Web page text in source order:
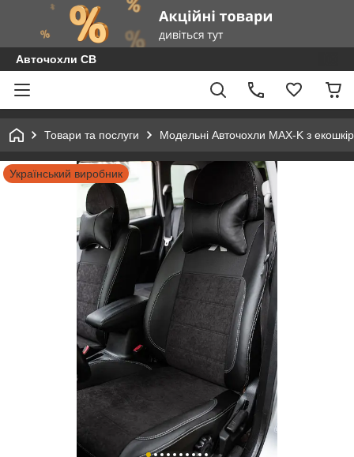
Авточохли СВ
Товари та послуги Модельні Авточохли MAX-K з
Український виробник